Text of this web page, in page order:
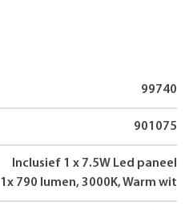
99740
901075
Inclusief 1 x 7.5W Led paneel
1x 790 lumen, 3000K, Warm wit